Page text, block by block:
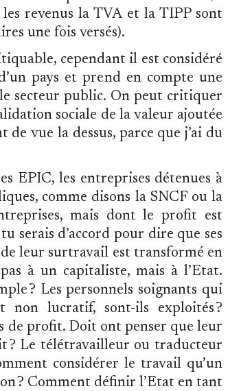
revenus la TVA et la TIPP sont
une fois versés).
cependant il est considéré
pays et prend en compte une
secteur public. On peut critiquer
sociale de la valeur ajoutée
vue la dessus, parce que j’ai du
EPIC, les entreprises détenues à
comme disons la SNCF ou la
mais dont le profit est
serais d’accord pour dire que ses
leur surtravail est transformé en
à un capitaliste, mais à l’Etat.
? Les personnels soignants qui
non lucratif, sont-ils exploités ?
de profit. Doit ont penser que leur
? Le télétravailleur ou traducteur
considérer le travail qu’un
? Comment définir l’Etat en tant